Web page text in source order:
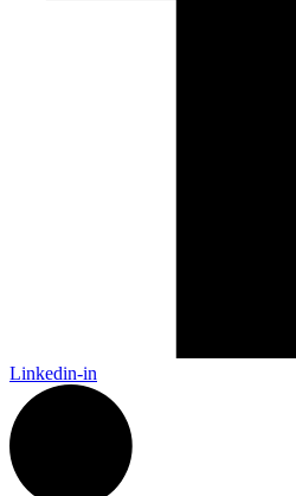
Linkedin-in